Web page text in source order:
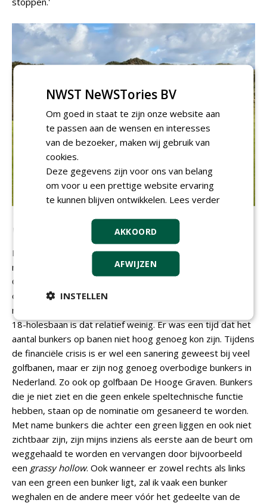
veel ruimte'
Dit laatste heeft Van der Vaart zelf ook gedaan bij zijn
recente renovatieplannen voor onder andere De Hooge
Graven. Zijn eerste presentatie in september werd goed
ontvangen door de leden. Het plan voorziet ook in een
reductie van het aantal bunkers naar 25 stuks. 'Voor een
18-holesbaan is dat relatief weinig. Er was een tijd dat het
aantal bunkers op banen niet hoog genoeg kon zijn. Tijdens
de financiële crisis is er wel een sanering geweest bij veel
golfbanen, maar er zijn nog genoeg overbodige bunkers in
Nederland. Zo ook op golfbaan De Hooge Graven. Bunkers
die je niet ziet en die geen enkele speltechnische functie
hebben, staan op de nominatie om gesaneerd te worden.
Met name bunkers die achter een green liggen en ook niet
zichtbaar zijn, zijn mijns inziens als eerste aan de beurt om
weggehaald te worden en vervangen door bijvoorbeeld
een grassy hollow. Ook wanneer er zowel rechts als links
van een green een bunker ligt, zal ik vaak een bunker
weghalen en de andere meer vóór het gedeelte van de
NWST NeWSTories BV
Om goed in staat te zijn onze website aan
te passen aan de wensen en interesses
van de bezoeker, maken wij gebruik van
cookies.
Deze gegevens zijn voor ons van belang
om voor u een prettige website ervaring
te kunnen blijven ontwikkelen. Lees verder
AKKOORD
AFWIJZEN
INSTELLEN